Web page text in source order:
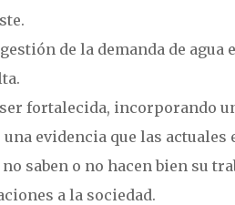
de la demanda de
ser fortalecida, incorporando
evidencia que las
saben o no hacen bien su
a la sociedad.